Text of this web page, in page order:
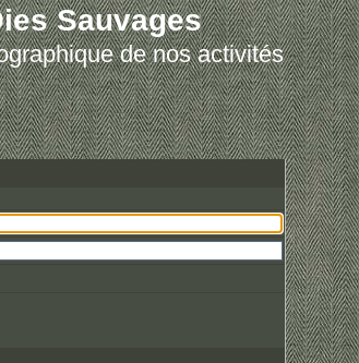
Sauvages
de nos activités